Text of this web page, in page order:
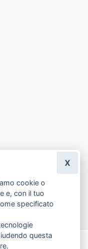
cookie o
e, con il tuo
specificato
questa
X